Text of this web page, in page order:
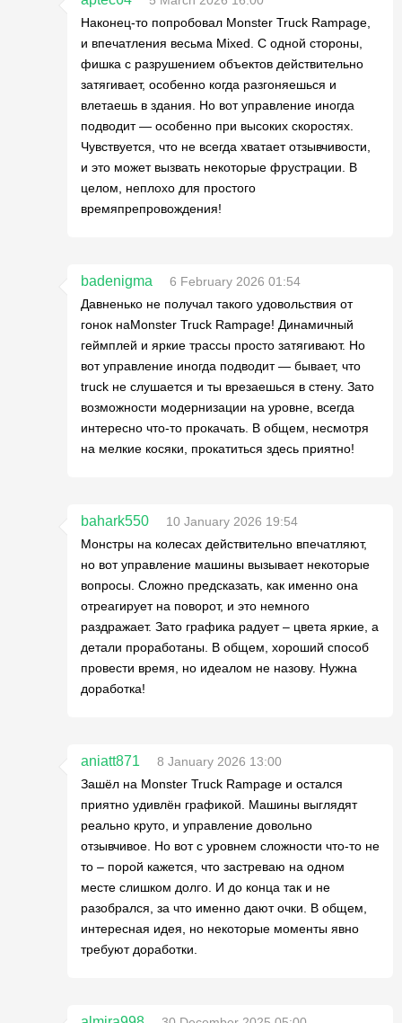
Наконец-то попробовал Monster Truck Rampage,
и впечатления весьма Mixed. С одной стороны,
фишка с разрушением объектов действительно
затягивает, особенно когда разгоняешься и
влетаешь в здания. Но вот управление иногда
подводит — особенно при высоких скоростях.
Чувствуется, что не всегда хватает отзывчивости,
и это может вызвать некоторые фрустрации. В
целом, неплохо для простого
времяпрепровождения!
badenigma
6 February 2026 01:54
Давненько не получал такого удовольствия от
гонок наMonster Truck Rampage! Динамичный
геймплей и яркие трассы просто затягивают. Но
вот управление иногда подводит — бывает, что
truck не слушается и ты врезаешься в стену. Зато
возможности модернизации на уровне, всегда
интересно что-то прокачать. В общем, несмотря
на мелкие косяки, прокатиться здесь приятно!
bahark550
10 January 2026 19:54
Монстры на колесах действительно впечатляют,
но вот управление машины вызывает некоторые
вопросы. Сложно предсказать, как именно она
отреагирует на поворот, и это немного
раздражает. Зато графика радует – цвета яркие, а
детали проработаны. В общем, хороший способ
провести время, но идеалом не назову. Нужна
доработка!
aniatt871
8 January 2026 13:00
Зашёл на Monster Truck Rampage и остался
приятно удивлён графикой. Машины выглядят
реально круто, и управление довольно
отзывчивое. Но вот с уровнем сложности что-то не
то – порой кажется, что застреваю на одном
месте слишком долго. И до конца так и не
разобрался, за что именно дают очки. В общем,
интересная идея, но некоторые моменты явно
требуют доработки.